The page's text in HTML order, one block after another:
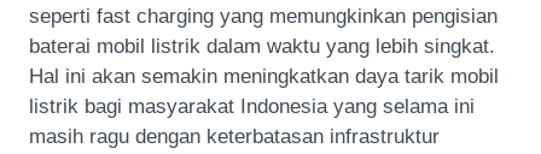
seperti fast charging yang memungkinkan pengisian
baterai mobil listrik dalam waktu yang lebih singkat.
Hal ini akan semakin meningkatkan daya tarik mobil
listrik bagi masyarakat Indonesia yang selama ini
masih ragu dengan keterbatasan infrastruktur